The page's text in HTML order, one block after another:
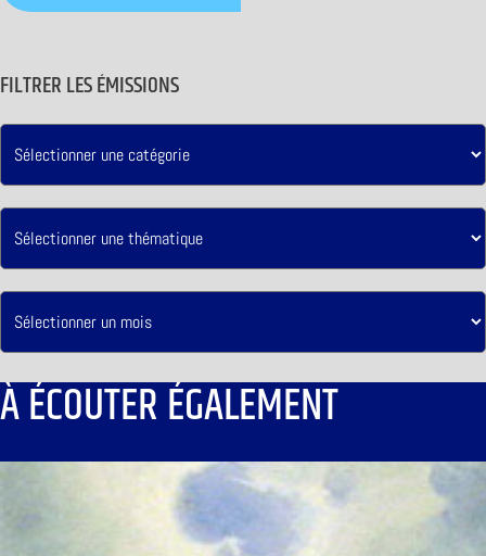
FILTRER LES ÉMISSIONS
À ÉCOUTER ÉGALEMENT